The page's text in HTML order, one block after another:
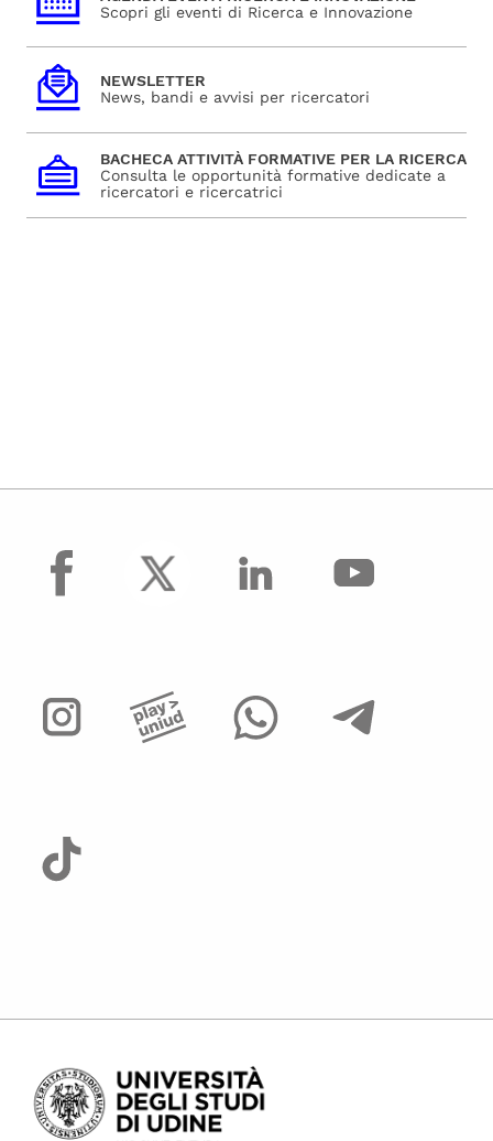
Scopri gli eventi di Ricerca e Innovazione
NEWSLETTER
News, bandi e avvisi per ricercatori
BACHECA ATTIVITÀ FORMATIVE PER LA RICERCA
Consulta le opportunità formative dedicate a
ricercatori e ricercatrici
facebook